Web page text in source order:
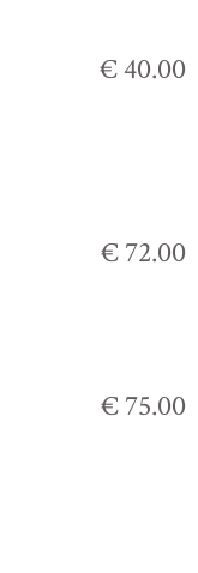
€ 40.00
€ 72.00
€ 75.00